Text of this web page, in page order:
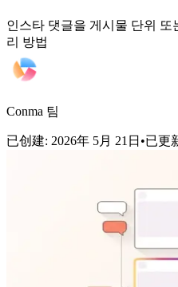
인스타 댓글을 게시물 단위
리 방법
Conma 팀
已创建: 2026年 5月 21日 •已更